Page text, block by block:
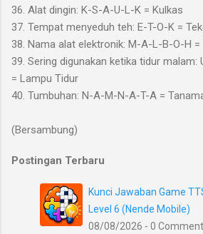
36. Alat dingin: K-S-A-U-L-K = Kulkas
37. Tempat menyeduh teh: E-T-O-K =
38. Nama alat elektronik: M-A-L-B-O-H =
39. Sering digunakan ketika tidur malam:
= Lampu Tidur
40. Tumbuhan: N-A-M-N-A-T-A =
(Bersambung)
Postingan Terbaru
Kunci Jawaban Game
Level 6 (Nende Mobile)
08/08/2026 - 0